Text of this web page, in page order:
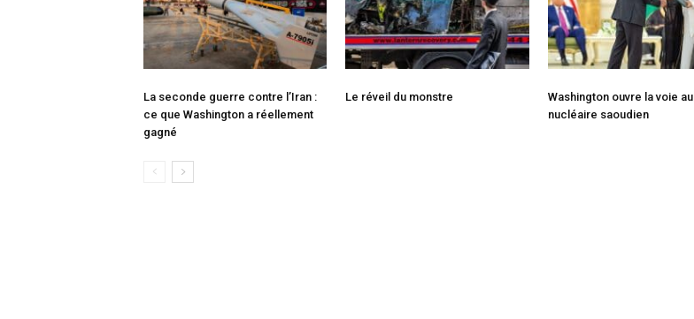
La seconde guerre contre l’Iran :
ce que Washington a réellement
gagné
Le réveil du monstre
Washington ouvre la voie au
nucléaire saoudien